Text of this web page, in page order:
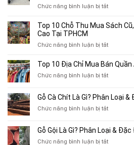
Chức năng bình luận bị tắtở
4
Chuyên
Bán
Xe
Cũ,
Xe
Cũ
Top 10 Chỗ Thu Mua Sách
Cao Tại TPHCM
Chức năng bình luận bị tắtở
10
Thu
Sách
Tạp
Chí
Top 10 Địa Chỉ Mua Bán Quần
Chức năng bình luận bị tắtở
Địa
Chỉ
Bán
Gỗ Cà Chít Là Gì? Phân Loại
Chức năng bình luận bị tắtở
Chít
Là
Gỗ Gội Là Gì? Phân Loại &
Chức năng bình luận bị tắtở